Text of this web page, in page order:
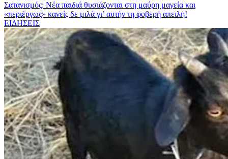
Σατανισμός: Νέα παιδιά θυσιάζονται στη μαύρη μαγεία και
«περιέργως» κανείς δε μιλά γι’ αυτήν τη φοβερή απειλή!
ΕΙΔΗΣΕΙΣ